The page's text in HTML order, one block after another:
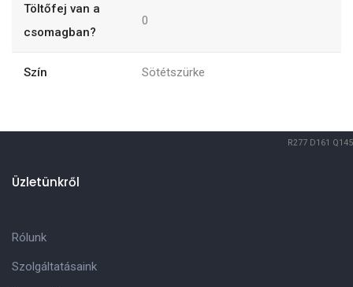
Töltőfej van a
csomagban?
0
Szín Sötétszürke
R277 D161 Q145
Üzletünkről
Rólunk
Szolgáltatásaink